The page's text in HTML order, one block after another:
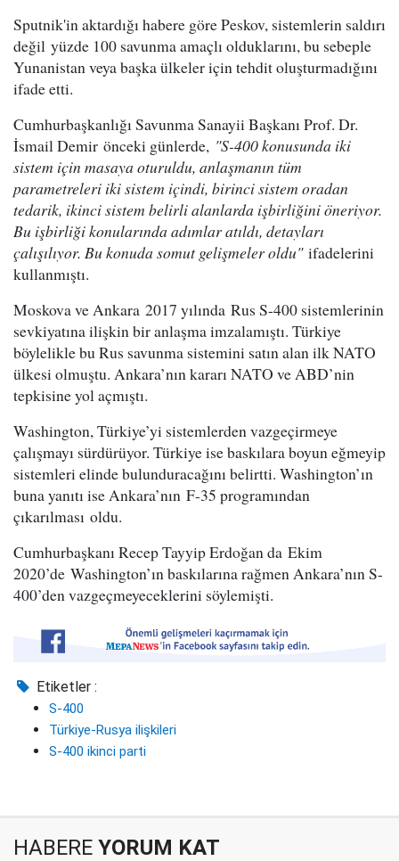
Sputnik'in aktardığı habere göre Peskov, sistemlerin saldırı
değil yüzde 100 savunma amaçlı olduklarını, bu sebeple
Yunanistan veya başka ülkeler için tehdit oluşturmadığını
ifade etti.
Cumhurbaşkanlığı Savunma Sanayii Başkanı Prof. Dr.
İsmail Demir önceki günlerde, "S-400 konusunda iki
sistem için masaya oturuldu, anlaşmanın tüm
parametreleri iki sistem içindi, birinci sistem oradan
tedarik, ikinci sistem belirli alanlarda işbirliğini öneriyor.
Bu işbirliği konularında adımlar atıldı, detayları
çalışılıyor. Bu konuda somut gelişmeler oldu" ifadelerini
kullanmıştı.
Moskova ve Ankara 2017 yılında Rus S-400 sistemlerinin
sevkiyatına ilişkin bir anlaşma imzalamıştı. Türkiye
böylelikle bu Rus savunma sistemini satın alan ilk NATO
ülkesi olmuştu. Ankara’nın kararı NATO ve ABD’nin
tepkisine yol açmıştı.
Washington, Türkiye’yi sistemlerden vazgeçirmeye
çalışmayı sürdürüyor. Türkiye ise baskılara boyun eğmeyip
sistemleri elinde bulunduracağını belirtti. Washington’ın
buna yanıtı ise Ankara’nın F-35 programından
çıkarılması oldu.
Cumhurbaşkanı Recep Tayyip Erdoğan da Ekim
2020’de Washington’ın baskılarına rağmen Ankara’nın S-
400’den vazgeçmeyeceklerini söylemişti.
Etiketler :
S-400
Türkiye-Rusya ilişkileri
S-400 ikinci parti
HABERE YORUM KAT